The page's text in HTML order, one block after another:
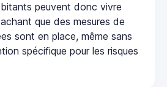
peuvent donc vivre
que des mesures de
sont en place, même sans
spécifique pour les risques